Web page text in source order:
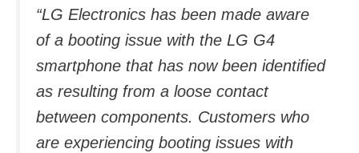
“LG Electronics has been made aware
of a booting issue with the LG G4
smartphone that has now been identified
as resulting from a loose contact
between components. Customers who
are experiencing booting issues with